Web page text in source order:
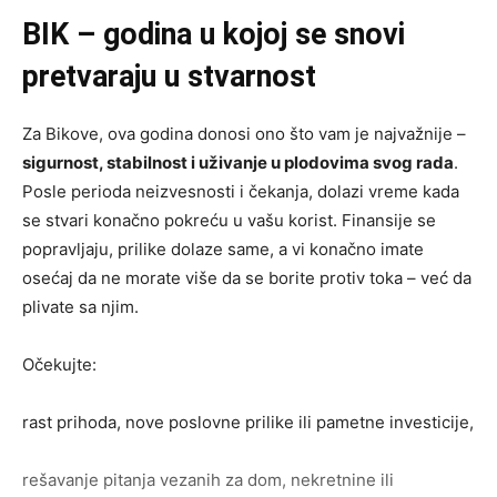
BIK – godina u kojoj se snovi
pretvaraju u stvarnost
Za Bikove, ova godina donosi ono što vam je najvažnije –
sigurnost, stabilnost i uživanje u plodovima svog rada.
Posle perioda neizvesnosti i čekanja, dolazi vreme kada
se stvari konačno pokreću u vašu korist. Finansije se
popravljaju, prilike dolaze same, a vi konačno imate
osećaj da ne morate više da se borite protiv toka – već da
plivate sa njim.
Očekujte:
rast prihoda, nove poslovne prilike ili pametne investicije,
rešavanje pitanja vezanih za dom, nekretnine ili